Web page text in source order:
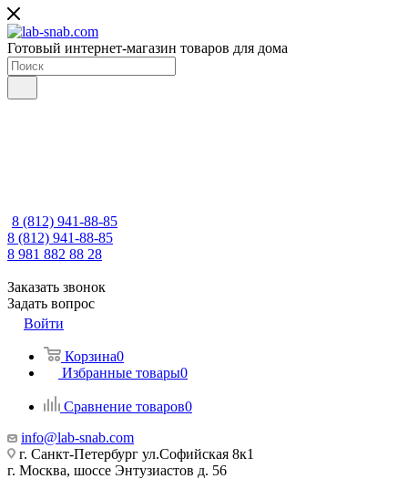
Готовый интернет-магазин товаров для дома
8 (812) 941-88-85
8 (812) 941-88-85
8 981 882 88 28
Заказать звонок
Задать вопрос
Войти
Корзина0
Избранные товары0
Сравнение товаров0
info@lab-snab.com
г. Санкт-Петербург ул.Софийская 8к1
г. Москва, шоссе Энтузиастов д. 56